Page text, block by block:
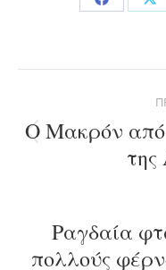
Share
Facebook
X
navigation
Ο Μακρόν
της
Ραγδαία
πολλούς